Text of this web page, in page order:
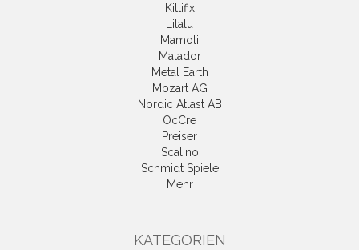
Kittifix
Lilalu
Mamoli
Matador
Metal Earth
Mozart AG
Nordic Atlast AB
OcCre
Preiser
Scalino
Schmidt Spiele
Mehr
KATEGORIEN